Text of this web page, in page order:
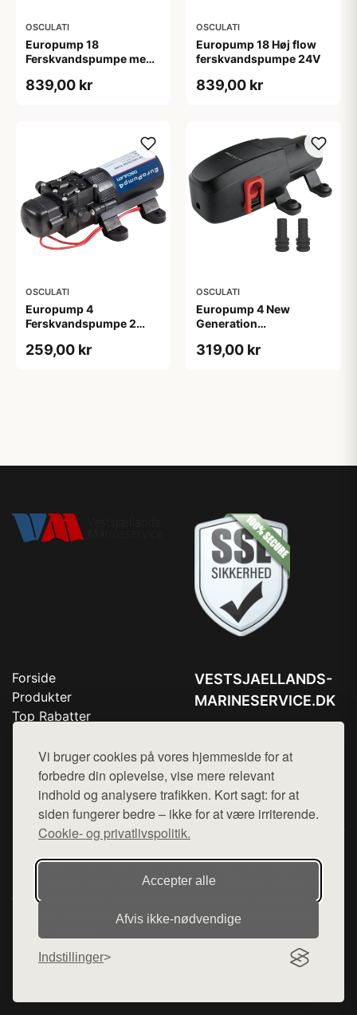
Vi bruger cookies på vores hjemmeside for at
forbedre din oplevelse, vise mere relevant
indhold og analysere trafikken. Kort sagt: for at
siden fungerer bedre – ikke for at være irriterende.
Cookie- og privatlivspolitik.
Accepter alle
Afvis ikke‑nødvendige
Indstillinger
OSCULATI
Europump 18
Ferskvandspumpe med
trykvandspumpe
839,00 kr
OSCULATI
Europump 18 Høj flow
ferskvandspumpe 24V
839,00 kr
OSCULATI
Europump 4
Ferskvandspumpe 2
259,00 kr
OSCULATI
Europump 4 New
Generation
5.6l/min
319,00 kr
Forside
Produkter
Top Rabatter
Kontakt
VESTSJAELLANDS-
MARINESERVICE.DK
Mail:hej@want.dk
Cookie- og privatlivspolitik
Denne side er en del af want.dk, der udgiver en række
hjemmesider med præsentation af forskellige produkter fra
diverse webshops. Der sælges ikke varer fra denne side - vi
henviser til de shops, som sælger varen. Vi har heller ikke
varerne på lager.
© 2026 vestsjaellands-marineservice.dk. Alle rettigheder